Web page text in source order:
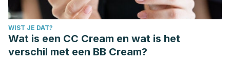
WIST JE DAT?
Wat is een CC Cream en wat is het
verschil met een BB Cream?